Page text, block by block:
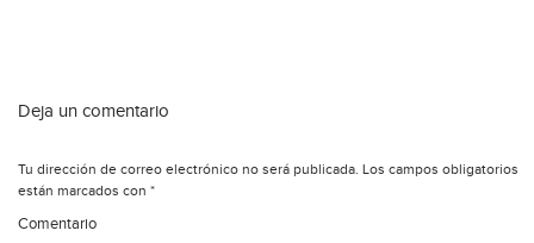
Deja un comentario
Tu dirección de correo electrónico no será publicada. Los campos obligatorios
están marcados con *
Comentario